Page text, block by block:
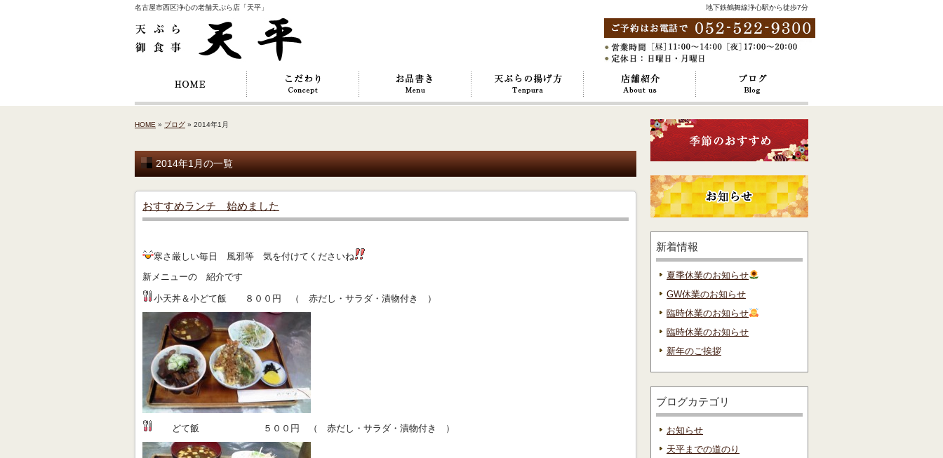
名古屋市西区浄心の老舗天ぷら店「天平」 地下鉄鶴舞線浄心駅から徒歩7分
HOME » ブログ » 2014年1月
2014年1月の一覧
おすすめランチ 始めました
寒さ厳しい毎日 風邪等 気を付けてくださいね
新メニューの 紹介です
小天丼＆小どて飯 ８００円 （ 赤だし・サラダ・漬物付き ）
どて飯 ５００円 （ 赤だし・サラダ・漬物付き ）
新着情報
夏季休業のお知らせ
GW休業のお知らせ
臨時休業のお知らせ
臨時休業のお知らせ
新年のご挨拶
ブログカテゴリ
お知らせ
天平までの道のり